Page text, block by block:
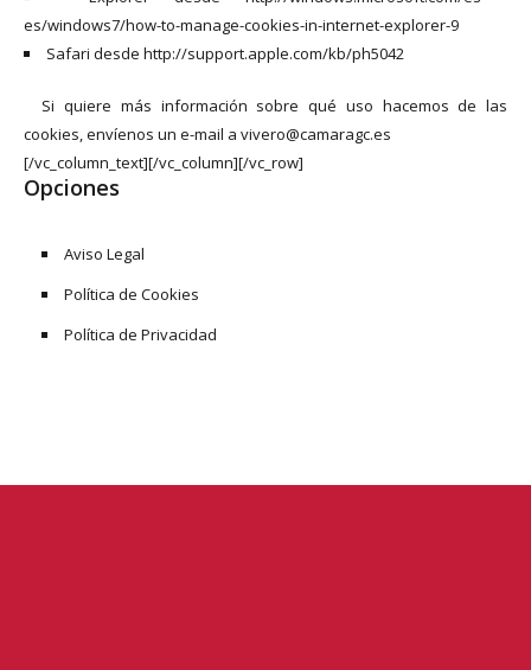
es/windows7/how-to-manage-cookies-in-internet-explorer-9
Safari desde http://support.apple.com/kb/ph5042
Si quiere más información sobre qué uso hacemos de las
cookies, envíenos un e-mail a vivero@camaragc.es
[/vc_column_text][/vc_column][/vc_row]
Opciones
Aviso Legal
Política de Cookies
Política de Privacidad